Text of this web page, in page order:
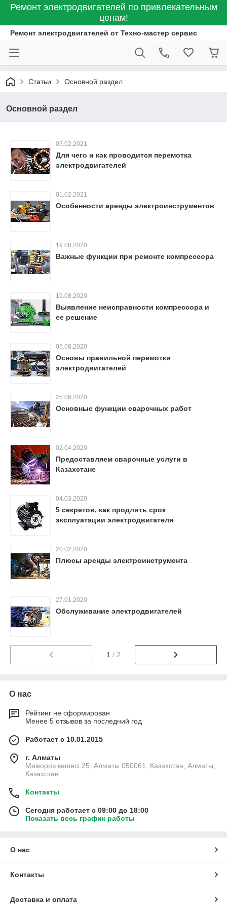
Ремонт электродвигателей по привлекательным
ценам!
Ремонт электродвигателей от Техно-мастер сервис
Статьи Основной раздел
Основной раздел
05.02.2021
Для чего и как проводится перемотка
электродвигателей
01.02.2021
Особенности аренды электроинструментов
19.08.2020
Важные функции при ремонте компрессора
19.08.2020
Выявление неисправности компрессора и
ее решение
05.08.2020
Основы правильной перемотки
электродвигателей
25.06.2020
Основные функции сварочных работ
02.04.2020
Предоставляем сварочные услуги в
Казахстане
04.03.2020
5 секретов, как продлить срок
эксплуатации электродвигателя
20.02.2020
Плюсы аренды электроинструмента
27.01.2020
Обслуживание электродвигателей
1 / 2
О нас
Рейтинг не сформирован
Менее 5 отзывов за последний год
Работает с 10.01.2015
г. Алматы
Мажоров көшесі 25, Алматы 050061, Казахстан, Алматы,
Казахстан
Контакты
Сегодня работает с 09:00 до 18:00
Показать весь график работы
О нас
Контакты
Доставка и оплата